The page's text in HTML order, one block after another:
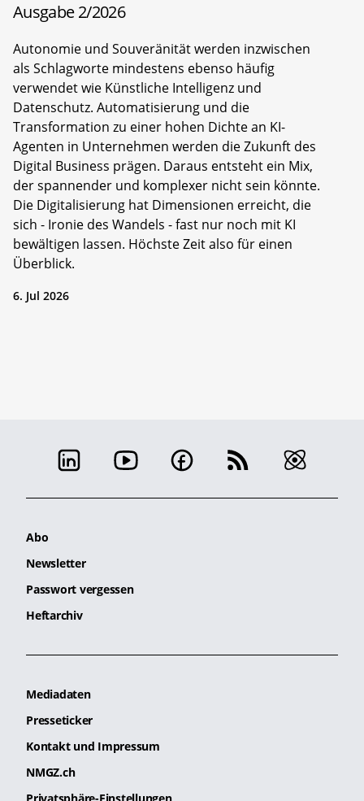
Ausgabe 2/2026
Autonomie und Souveränität werden inzwischen
als Schlagworte mindestens ebenso häufig
verwendet wie Künstliche Intelligenz und
Datenschutz. Automatisierung und die
Transformation zu einer hohen Dichte an KI-
Agenten in Unternehmen werden die Zukunft des
Digital Business prägen. Daraus entsteht ein Mix,
der spannender und komplexer nicht sein könnte.
Die Digitalisierung hat Dimensionen erreicht, die
sich - Ironie des Wandels - fast nur noch mit KI
bewältigen lassen. Höchste Zeit also für einen
Überblick.
6. Jul 2026
Abo
Newsletter
Passwort vergessen
Heftarchiv
Mediadaten
Presseticker
Kontakt und Impressum
NMGZ.ch